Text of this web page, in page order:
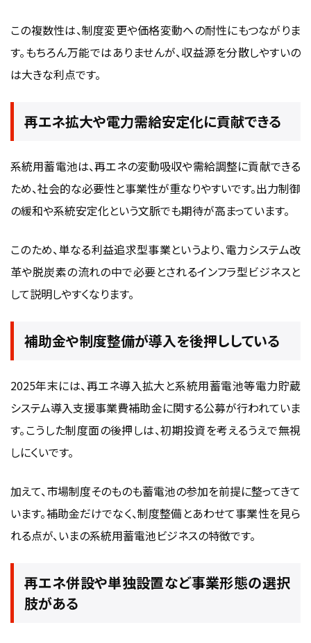
この複数性は、制度変更や価格変動への耐性にもつながりま
す。もちろん万能ではありませんが、収益源を分散しやすいの
は大きな利点です。
再エネ拡大や電力需給安定化に貢献できる
系統用蓄電池は、再エネの変動吸収や需給調整に貢献できる
ため、社会的な必要性と事業性が重なりやすいです。出力制御
の緩和や系統安定化という文脈でも期待が高まっています。
このため、単なる利益追求型事業というより、電力システム改
革や脱炭素の流れの中で必要とされるインフラ型ビジネスと
して説明しやすくなります。
補助金や制度整備が導入を後押ししている
2025年末には、再エネ導入拡大と系統用蓄電池等電力貯蔵
システム導入支援事業費補助金に関する公募が行われていま
す。こうした制度面の後押しは、初期投資を考えるうえで無視
しにくいです。
加えて、市場制度そのものも蓄電池の参加を前提に整ってきて
います。補助金だけでなく、制度整備とあわせて事業性を見ら
れる点が、いまの系統用蓄電池ビジネスの特徴です。
再エネ併設や単独設置など事業形態の選択
肢がある